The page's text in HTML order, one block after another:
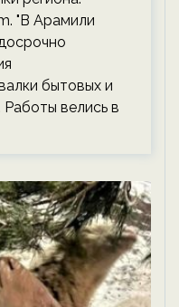
"В Арамили
бытовых и
велись в